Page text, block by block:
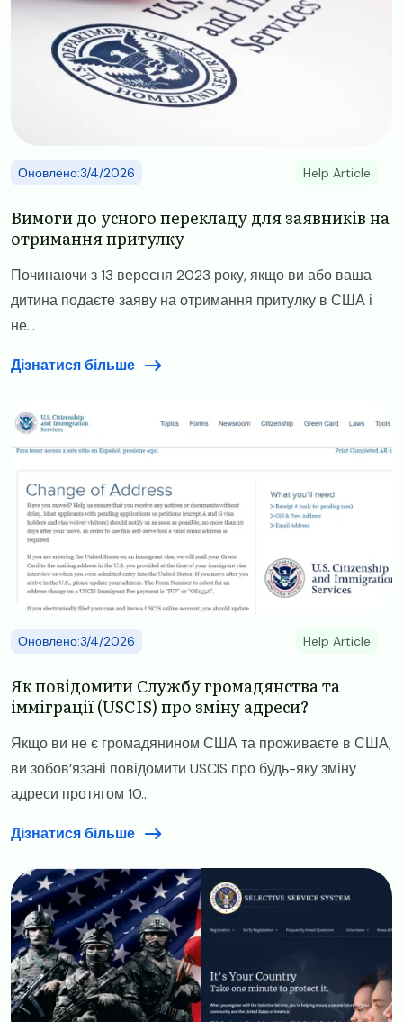
Оновлено:3/4/2026 Help Article
Вимоги до усного перекладу для заявників на
отримання притулку
Починаючи з 13 вересня 2023 року, якщо ви або ваша
дитина подаєте заяву на отримання притулку в США і
не...
Дізнатися більше
Image
Оновлено:3/4/2026 Help Article
Як повідомити Службу громадянства та
імміграції (USCIS) про зміну адреси?
Якщо ви не є громадянином США та проживаєте в США,
ви зобов’язані повідомити USCIS про будь-яку зміну
адреси протягом 10...
Дізнатися більше
Image